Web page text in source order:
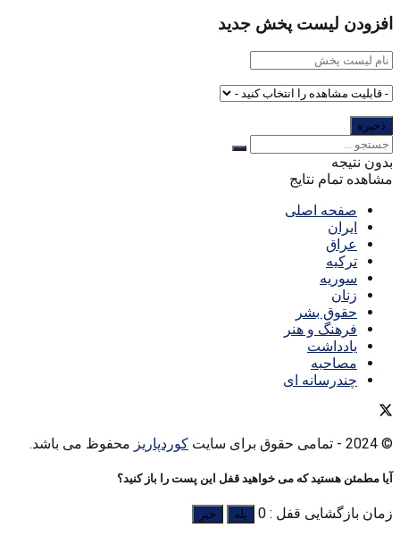
افزودن لیست پخش جدید
بدون نتیجه
مشاهده تمام نتایج
صفحه اصلی
ایران
عراق
ترکیه
سوریه
زنان
حقوق بشر
فرهنگ و هنر
یادداشت
مصاحبه
چندرسانه ای
© 2024 - تمامی حقوق برای سایت کوردپاریز محفوظ می باشد.
آیا مطمئن هستید که می خواهید قفل این پست را باز کنید؟
زمان بازگشایی قفل : 0 بله خیر